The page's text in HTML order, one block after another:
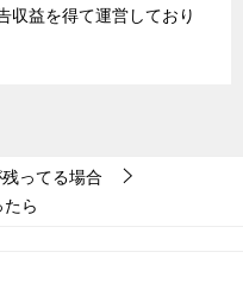
収益を得て運営しており
ってる場合
ら